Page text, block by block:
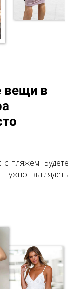
вещи в
пляжем. Будете
выглядеть